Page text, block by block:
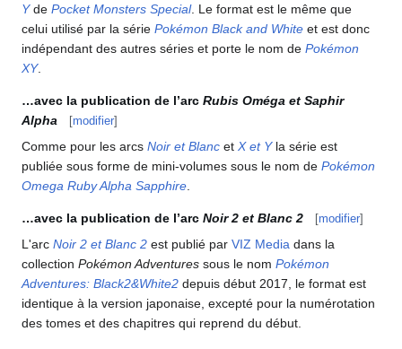
Yde Pocket Monsters Special. Le format est le même que
celui utilisé par la série Pokémon Black and White et est donc
indépendant des autres séries et porte le nom de Pokémon
XY.
…avec la publication de l’arc Rubis Oméga et Saphir
Alpha
[modifier]
Comme pour les arcs Noir et Blanc et X et Yla série est
publiée sous forme de mini-volumes sous le nom de Pokémon
Omega Ruby Alpha Sapphire
…avec la publication de l’arc Noir 2 et Blanc 2 [modifier]
L'arc Noir 2 et Blanc 2 est publié par VIZ Media dans la
collection Pokémon Adventures sous le nom Pokémon
Adventures: Black2&White2 depuis début 2017, le format est
identique à la version japonaise, excepté pour la numérotation
des tomes et des chapitres qui reprend du début.